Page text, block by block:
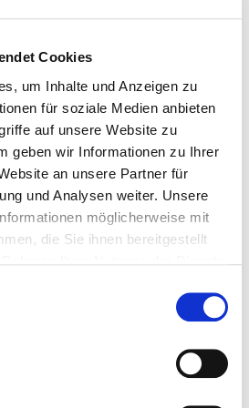
Cookies
um Inhalte und Anzeigen zu
für soziale Medien anbieten
auf unsere Website zu
geben wir Informationen zu Ihrer
an unsere Partner für
und Analysen weiter. Unsere
möglicherweise mit
die Sie ihnen bereitgestellt
verstellbar mit Memory
verstellbare
mit Memory Funktion
Mode
mit Massage
beheizbar
mit Belüftung
beheizbar und elektrisch
mit elektrischer
Watt Leistung
mit 256 Farben